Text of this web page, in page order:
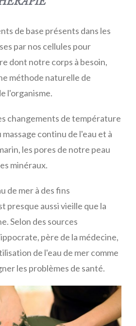
de base présents dans les
par nos cellules pour
dont notre corps à besoin,
méthode naturelle de
l'organisme.
changements de température
massage continu de l'eau et à
les pores de notre peau
minéraux.
de mer à des fins
presque aussi vieille que la
Selon des sources
père de la médecine,
de l'eau de mer comme
les problèmes de santé.